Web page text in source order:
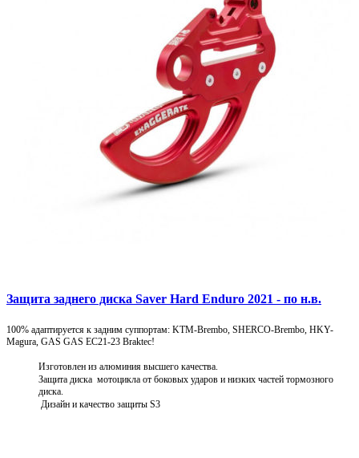
Защита заднего диска Saver Hard Enduro 2021 - по н.в.
100% адаптируется к задним суппортам: KTM-Brembo, SHERCO-Brembo, HKY-
Magura, GAS GAS EC21-23 Braktec!
Изготовлен из алюминия высшего качества.
Защита диска мотоцикла от боковых ударов и низких частей тормозного
диска.
Дизайн и качество защиты S3